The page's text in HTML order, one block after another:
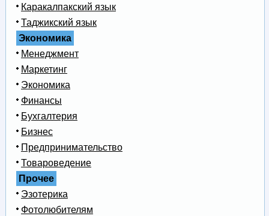
Каракалпакский язык
Таджикский язык
Экономика
Менеджмент
Маркетинг
Экономика
Финансы
Бухгалтерия
Бизнес
Предпринимательство
Товароведение
Прочее
Эзотерика
Фотолюбителям